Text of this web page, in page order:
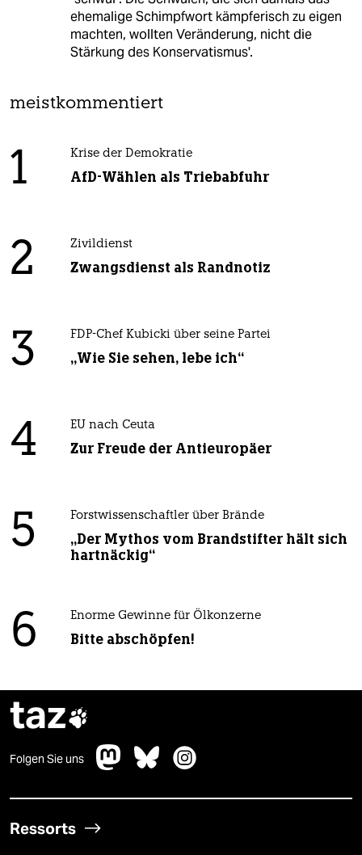
ehemalige Schimpfwort kämpferisch zu eigen
machten, wollten Veränderung, nicht die
Stärkung des Konservatismus'.
meistkommentiert
1 Krise der Demokratie
AfD-Wählen als Triebabfuhr
2 Zivildienst
Zwangsdienst als Randnotiz
3 FDP-Chef Kubicki über seine Partei
„Wie Sie sehen, lebe ich“
4 EU nach Ceuta
Zur Freude der Antieuropäer
5 Forstwissenschaftler über Brände
„Der Mythos vom Brandstifter hält sich
hartnäckig“
6 Enorme Gewinne für Ölkonzerne
Bitte abschöpfen!
taz
Folgen Sie uns
Ressorts